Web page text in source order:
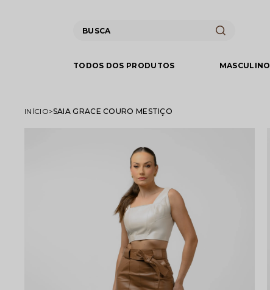
TODOS DOS PRODUTOS MASCULINO
INÍCIO SAIA GRACE COURO MESTIÇO